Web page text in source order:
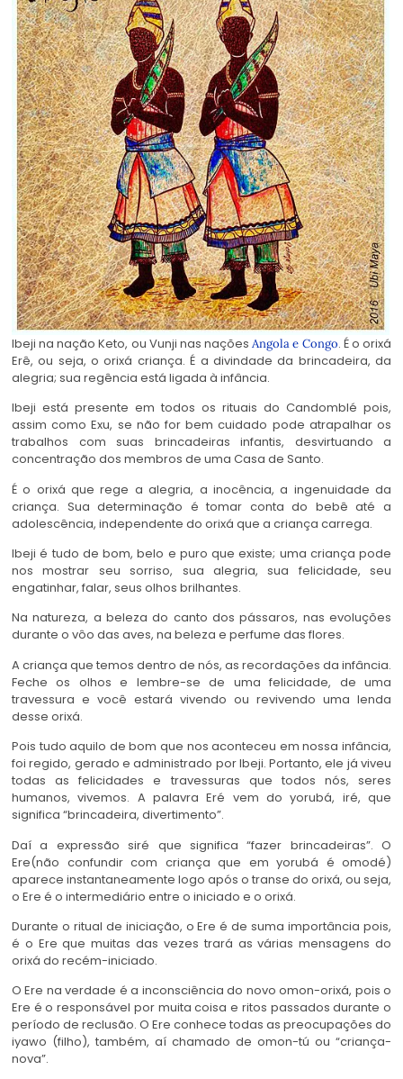
Ibeji na nação Keto, ou Vunji nas naçõesAngola e Congo. É o orixá
Erê, ou seja, o orixá criança. É a divindade da brincadeira, da
alegria; sua regência está ligada à infância.
Ibeji está presente em todos os rituais do Candomblé pois,
assim como Exu, se não for bem cuidado pode atrapalhar os
trabalhos com suas brincadeiras infantis, desvirtuando a
concentração dos membros de uma Casa de Santo.
É o orixá que rege a alegria, a inocência, a ingenuidade da
criança. Sua determinação é tomar conta do bebê até a
adolescência, independente do orixá que a criança carrega.
Ibeji é tudo de bom, belo e puro que existe; uma criança pode
nos mostrar seu sorriso, sua alegria, sua felicidade, seu
engatinhar, falar, seus olhos brilhantes.
Na natureza, a beleza do canto dos pássaros, nas evoluções
durante o vôo das aves, na beleza e perfume das flores.
A criança que temos dentro de nós, as recordações da infância.
Feche os olhos e lembre-se de uma felicidade, de uma
travessura e você estará vivendo ou revivendo uma lenda
desse orixá.
Pois tudo aquilo de bom que nos aconteceu em nossa infância,
foi regido, gerado e administrado por Ibeji. Portanto, ele já viveu
todas as felicidades e travessuras que todos nós, seres
humanos, vivemos. A palavra Eré vem do yorubá, iré, que
significa “brincadeira, divertimento”.
Daí a expressão siré que significa “fazer brincadeiras”. O
Ere(não confundir com criança que em yorubá é omodé)
aparece instantaneamente logo após o transe do orixá, ou seja,
o Ere é o intermediário entre o iniciado e o orixá.
Durante o ritual de iniciação, o Ere é de suma importância pois,
é o Ere que muitas das vezes trará as várias mensagens do
orixá do recém-iniciado.
O Ere na verdade é a inconsciência do novo omon-orixá, pois o
Ere é o responsável por muita coisa e ritos passados durante o
período de reclusão. O Ere conhece todas as preocupações do
iyawo (filho), também, aí chamado de omon-tú ou “criança-
nova”.